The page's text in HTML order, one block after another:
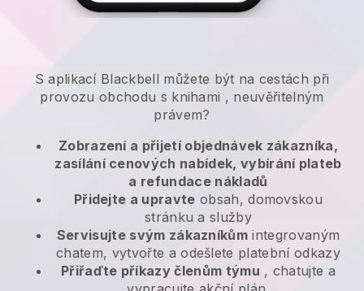
S aplikací Blackbell můžete být na cestách při
provozu obchodu s knihami , neuvěřitelným
právem?
Zobrazení a přijetí objednávek zákazníka,
zasílání cenových nabídek, vybírání plateb
a refundace nákladů
Přidejte a upravte obsah, domovskou
stránku a služby
Servisujte svým zákazníkům integrovaným
chatem, vytvořte a odešlete platební odkazy
Přiřaďte příkazy členům týmu , chatujte a